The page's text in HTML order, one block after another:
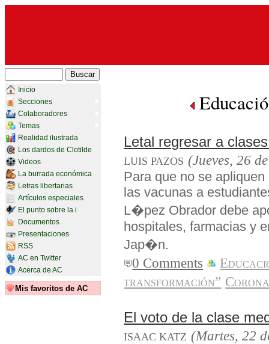
Inicio
Secciones
Colaboradores
Temas
Realidad ilustrada
Los dardos de Clotilde
Videos
La burrada económica
Letras libertarias
Artículos especiales
El punto sobre la i
Documentos
Presentaciones
RSS
AC en Twitter
Acerca de AC
Mis favoritos de AC
Letal regresar a
LUIS PAZOS (Jueves, 26
Para que no se
las vacunas a
L�pez Obrador debe
hospitales, farmacias y
Jap�n.
0 Comments
transformación”
El voto de la clase
ISAAC KATZ (Martes, 22